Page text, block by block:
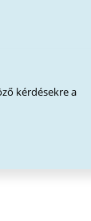
kérdésekre a